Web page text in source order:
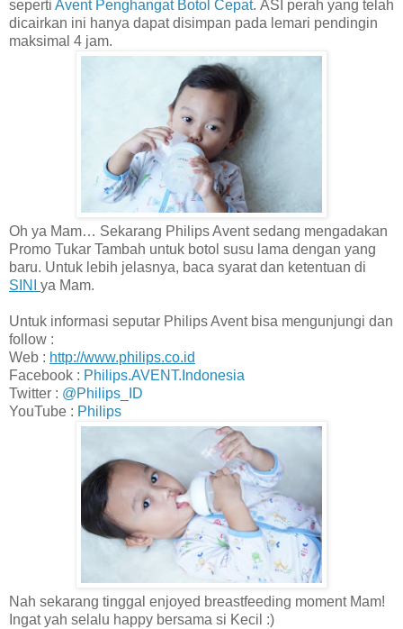
seperti Avent Penghangat Botol Cepat. ASI perah yang telah
dicairkan ini hanya dapat disimpan pada lemari pendingin
maksimal 4 jam.
Oh ya Mam… Sekarang Philips Avent sedang mengadakan
Promo Tukar Tambah untuk botol susu lama dengan yang
baru. Untuk lebih jelasnya, baca syarat dan ketentuan di
SINI
ya Mam.
Untuk informasi seputar Philips Avent bisa mengunjungi dan
follow :
Web : http://www.philips.co.id
Facebook : Philips.AVENT.Indonesia
Twitter : @Philips_ID
YouTube : Philips
Nah sekarang tinggal enjoyed breastfeeding moment Mam!
Ingat yah selalu happy bersama si Kecil :)